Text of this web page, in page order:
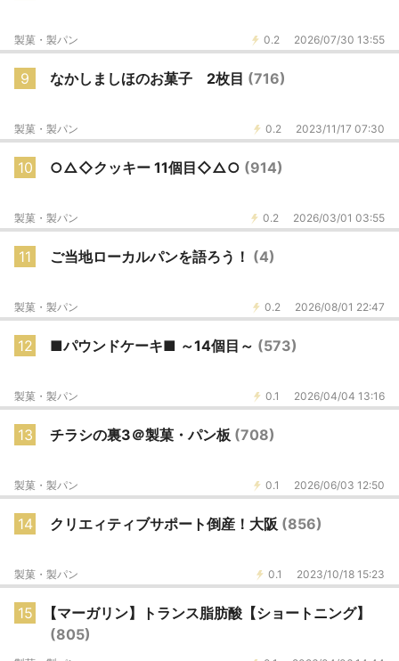
0.2 2026/07/30 13:55
製菓・製パン
9 なかしましほのお菓子 2枚目 (716)
0.2 2023/11/17 07:30
製菓・製パン
10 ○△◇クッキー 11個目◇△○ (914)
0.2 2026/03/01 03:55
製菓・製パン
11 ご当地ローカルパンを語ろう！ (4)
0.2 2026/08/01 22:47
製菓・製パン
12 ■パウンドケーキ■ ～14個目～ (573)
0.1 2026/04/04 13:16
製菓・製パン
13 チラシの裏3＠製菓・パン板 (708)
0.1 2026/06/03 12:50
製菓・製パン
14 クリエィティブサポート倒産！大阪 (856)
0.1 2023/10/18 15:23
製菓・製パン
15
【マーガリン】トランス脂肪酸【ショートニング】
(805)